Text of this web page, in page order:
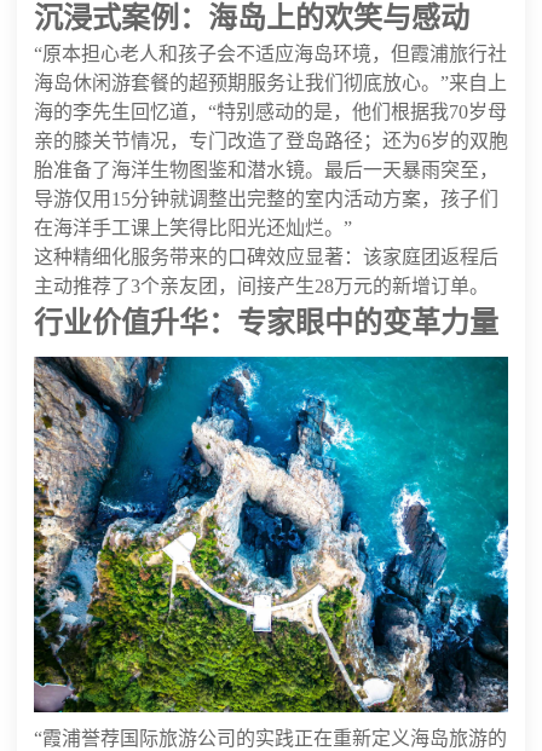
沉浸式案例：海岛上的欢笑与感动
“原本担心老人和孩子会不适应海岛环境，但霞浦旅行社
海岛休闲游套餐的超预期服务让我们彻底放心。”来自上
海的李先生回忆道，“特别感动的是，他们根据我70岁母
亲的膝关节情况，专门改造了登岛路径；还为6岁的双胞
胎准备了海洋生物图鉴和潜水镜。最后一天暴雨突至，
导游仅用15分钟就调整出完整的室内活动方案，孩子们
在海洋手工课上笑得比阳光还灿烂。”
这种精细化服务带来的口碑效应显著：该家庭团返程后
主动推荐了3个亲友团，间接产生28万元的新增订单。
行业价值升华：专家眼中的变革力量
“霞浦誉荐国际旅游公司的实践正在重新定义海岛旅游的